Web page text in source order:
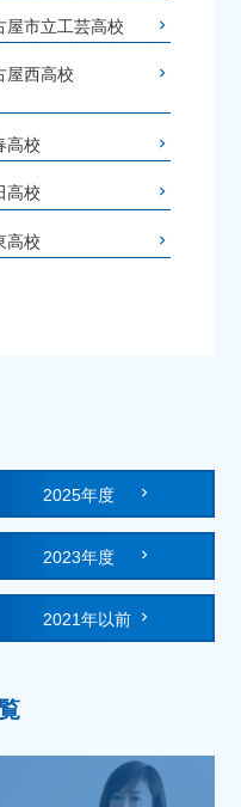
屋市立工芸高校
屋西高校
高校
高校
高校
2025年度
2023年度
2021年以前